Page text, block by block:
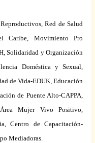
Red de Salud
Caribe, Movimiento Pro
, Solidaridad y Organización
Domésticay Sexual,
de Vida-EDUK, Educación
de Puente Alto-CAPPA,
Mujer Vivo Positivo,
Centro de Capacitación-
Mediadoras.